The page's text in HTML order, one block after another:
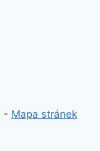
- Mapa stránek